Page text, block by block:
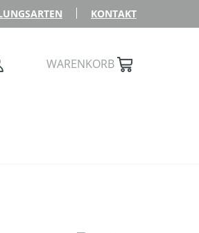
KONTAKT
WARENKORB